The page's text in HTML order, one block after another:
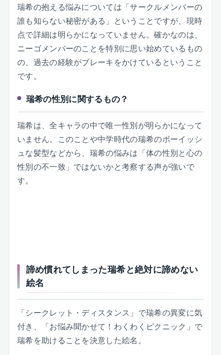
瑞希の抱える悩みについては「サークルメンバーの
誰も知らない秘密がある」ということですが、現時
点で詳細は明らかになっていません。確かなのは、
ニーゴメンバーのことを特別に思い始めているもの
の、過去の経験がブレーキをかけているということ
です。
瑞希の性別に関するもの？
瑞希は、全キャラの中で唯一性別が明らかになって
いません。このことや中学時代の瑞希のボーイッシ
ュな髪型などから、瑞希の悩みは「体の性別と心の
性別の不一致」ではないかと考察する声が強いで
す。
諦め慣れてしまった瑞希と絶対に諦めない
絵名
「シークレット・ディスタンス」で瑞希の異変に気
付き、「お悩み聞かせて！わくわくピクニック」で
瑞希を助けることを決意した絵名。